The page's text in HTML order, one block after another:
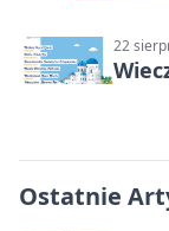
22
Ostatnie